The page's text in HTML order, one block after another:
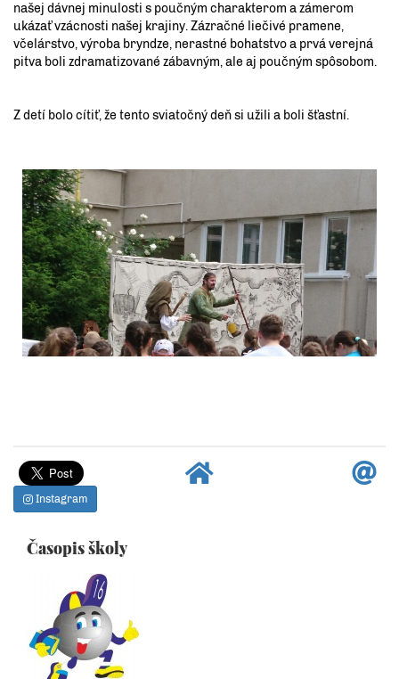
našej dávnej minulosti s poučným charakterom a zámerom
ukázať vzácnosti našej krajiny. Zázračné liečivé pramene,
včelárstvo, výroba bryndze, nerastné bohatstvo a prvá verejná
pitva boli zdramatizované zábavným, ale aj poučným spôsobom.
Z detí bolo cítiť, že tento sviatočný deň si užili a boli šťastní.
Instagram
Časopis školy